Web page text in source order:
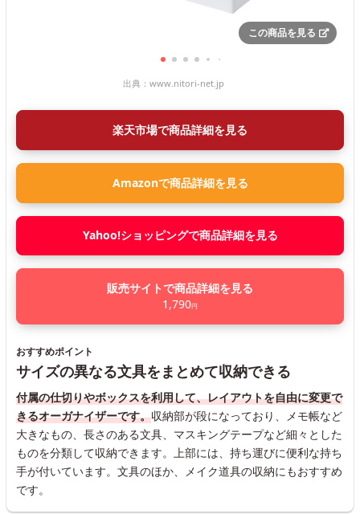
この商品を見る
出典： www.nitori-net.jp
楽天市場で商品詳細を見る
Amazonで商品詳細を見る
Yahoo!ショッピングで商品詳細を見る
販売サイトで商品詳細を見る
1,790円
おすすめポイント
サイズの異なる文具をまとめて収納できる
付属の仕切りやボックスを利用して、レイアウトを自由に変更で
きるオーガナイザーです。収納部が段になっており、メモ帳など
大きなもの、長さのある文具、マスキングテープなど細々とした
ものを分類して収納できます。上部には、持ち運びに便利な持ち
手が付いています。文具のほか、メイク道具の収納にもおすすめ
です。